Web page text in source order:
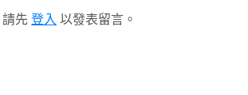
請先 登入 以發表留言。